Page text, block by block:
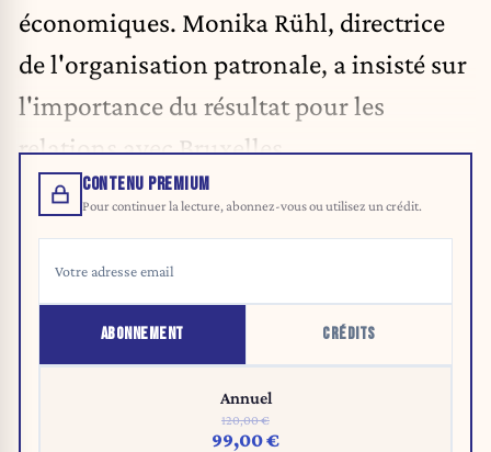
économiques. Monika Rühl, directrice
de l'organisation patronale, a insisté sur
l'importance du résultat pour les
relations avec Bruxelles.
CONTENU PREMIUM
Pour continuer la lecture, abonnez-vous ou utilisez un crédit.
ABONNEMENT CRÉDITS
Annuel
120,00 €
99,00 €